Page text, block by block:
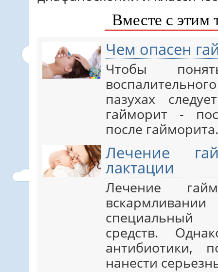
Вместе с этим
Чем опасен
Чтобы
пазухах
гайморит -
после
Лечение
лактации
Лечение
специальный
средств.
антибиотики,
нанести